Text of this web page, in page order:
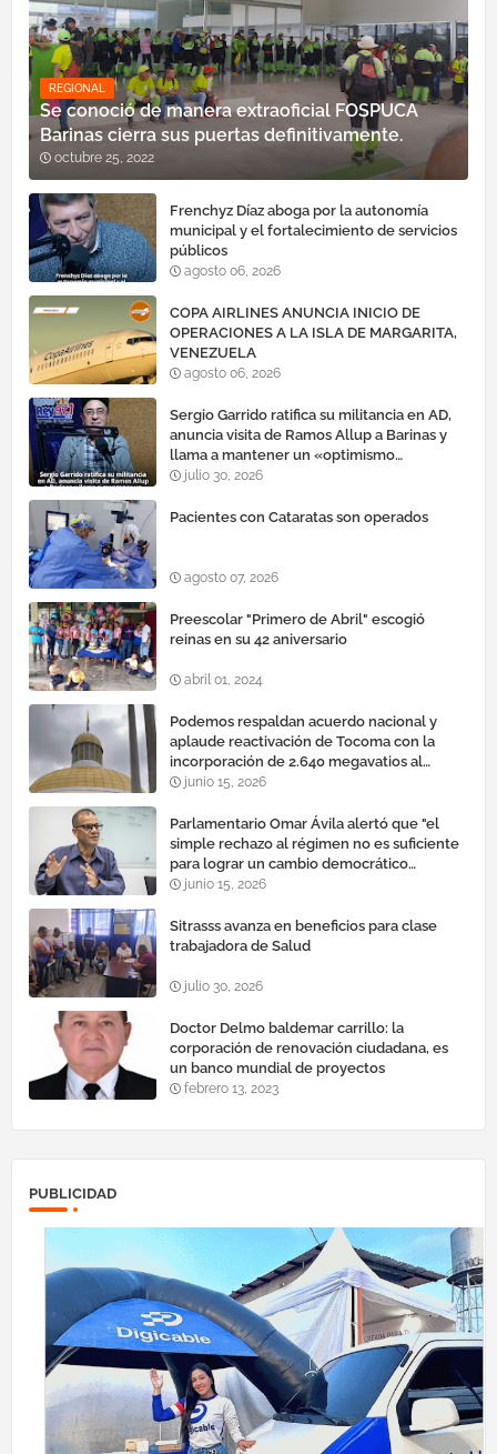
REGIONAL
Se conoció de manera extraoficial FOSPUCA
Barinas cierra sus puertas definitivamente.
octubre 25, 2022
Frenchyz Díaz aboga por la autonomía
municipal y el fortalecimiento de servicios
públicos
agosto 06, 2026
COPA AIRLINES ANUNCIA INICIO DE
OPERACIONES A LA ISLA DE MARGARITA,
VENEZUELA
agosto 06, 2026
Sergio Garrido ratifica su militancia en AD,
anuncia visita de Ramos Allup a Barinas y
llama a mantener un «optimismo
cauteloso»
julio 30, 2026
Pacientes con Cataratas son operados
agosto 07, 2026
Preescolar "Primero de Abril" escogió
reinas en su 42 aniversario
abril 01, 2024
Podemos respaldan acuerdo nacional y
aplaude reactivación de Tocoma con la
incorporación de 2.640 megavatios al
sistema eléctrico nacional
junio 15, 2026
Parlamentario Omar Ávila alertó que "el
simple rechazo al régimen no es suficiente
para lograr un cambio democrático
efectivo"
junio 15, 2026
Sitrasss avanza en beneficios para clase
trabajadora de Salud
julio 30, 2026
Doctor Delmo baldemar carrillo: la
corporación de renovación ciudadana, es
un banco mundial de proyectos
febrero 13, 2023
PUBLICIDAD